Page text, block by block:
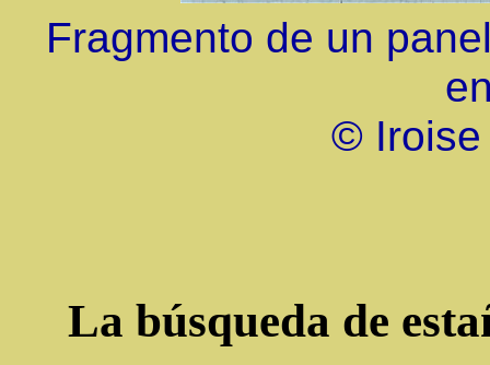
Fragmento de un
© Iroise
La búsqueda de